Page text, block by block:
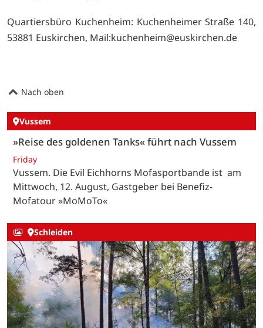
Quartiersbüro Kuchenheim: Kuchenheimer Straße 140,
53881 Euskirchen, Mail:kuchenheim@euskirchen.de
Nach oben
Vussem
»Reise des goldenen Tanks« führt nach Vussem
Friday
Vussem. Die Evil Eichhorns Mofasportbande ist am
Mittwoch, 12. August, Gastgeber bei Benefiz-
Mofatour »MoMoTo«
Schleiden